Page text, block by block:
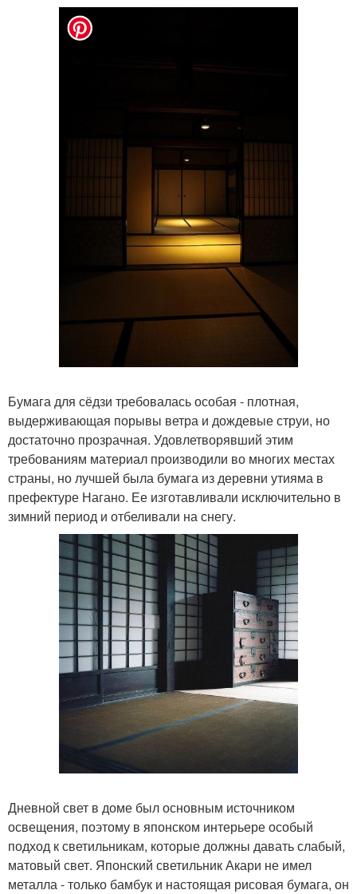
Бумага для сёдзи требовалась особая - плотная,
выдерживающая порывы ветра и дождевые струи, но
достаточно прозрачная. Удовлетворявший этим
требованиям материал производили во многих местах
страны, но лучшей была бумага из деревни утияма в
префектуре Нагано. Ее изготавливали исключительно в
зимний период и отбеливали на снегу.
Дневной свет в доме был основным источником
освещения, поэтому в японском интерьере особый
подход к светильникам, которые должны давать слабый,
матовый свет. Японский светильник Акари не имел
металла - только бамбук и настоящая рисовая бумага, он